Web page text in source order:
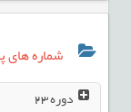
شماره های
دوره23